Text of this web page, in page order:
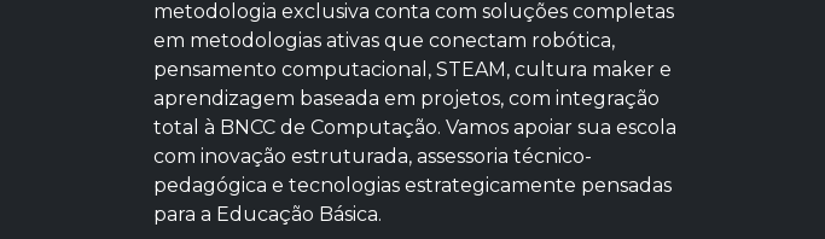
metodologia exclusiva conta com soluções completas
em metodologias ativas que conectam robótica,
pensamento computacional, STEAM, cultura maker e
aprendizagem baseada em projetos, com integração
total à BNCC de Computação. Vamos apoiar sua escola
com inovação estruturada, assessoria técnico-
pedagógica e tecnologias estrategicamente pensadas
para a Educação Básica.